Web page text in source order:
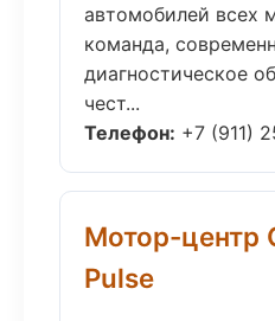
автомобилей всех
команда,
диагностическое
чест...
Телефон: +7 (911)
Мотор-центр
Pulse